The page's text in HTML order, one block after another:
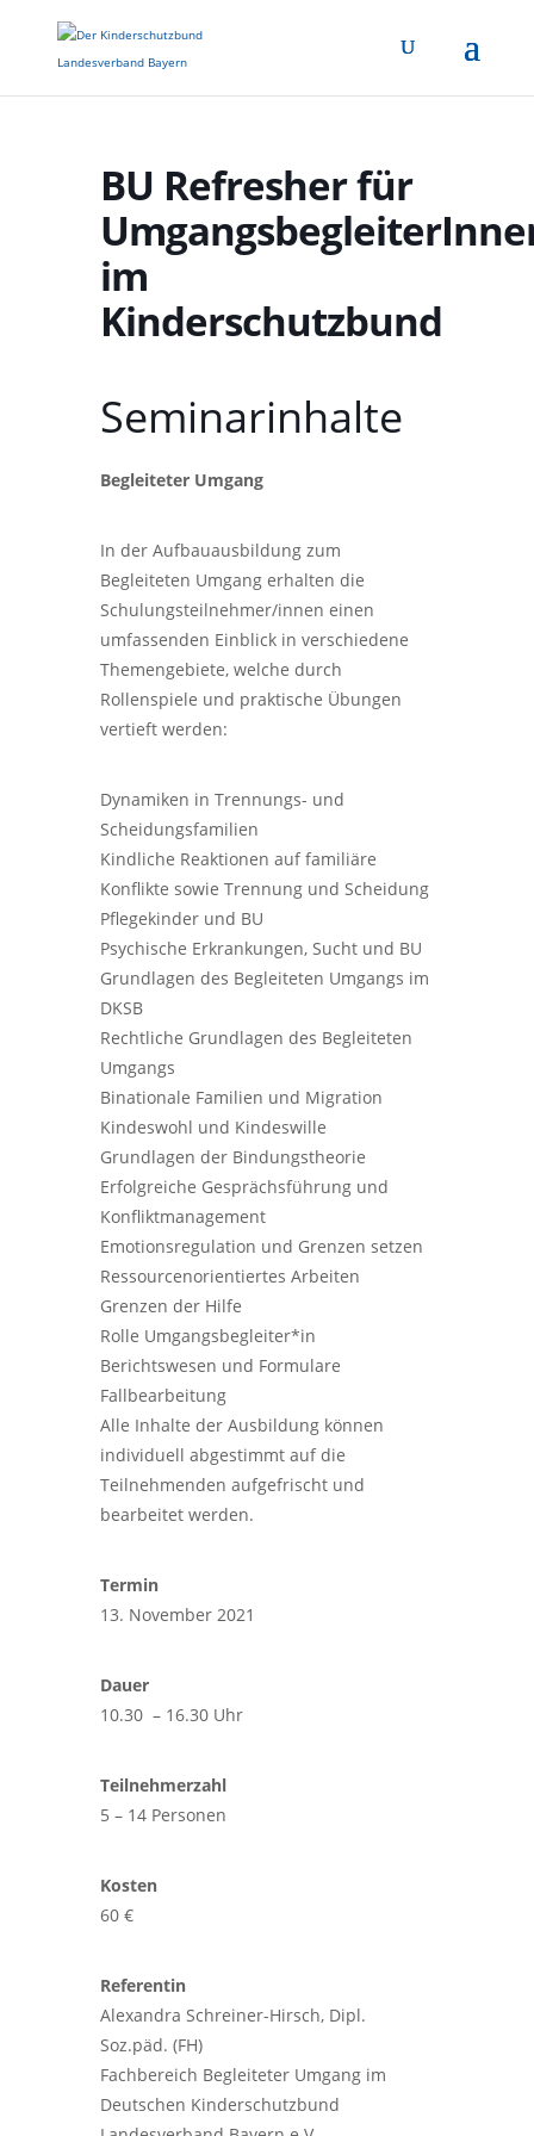
BU Refresher für
im
Kinderschutzbund
Seminarinhalte
Begleiteter Umgang
In der Aufbauausbildung zum
Begleiteten Umgang erhalten die
Schulungsteilnehmer/innen einen
umfassenden Einblick in verschiedene
Themengebiete, welche durch
Rollenspiele und praktische Übungen
vertieft werden:
Dynamiken in Trennungs- und
Scheidungsfamilien
Kindliche Reaktionen auf familiäre
Konﬂikte sowie Trennung und Scheidung
Pflegekinder und BU
Psychische Erkrankungen, Sucht und BU
Grundlagen des Begleiteten Umgangs im
DKSB
Rechtliche Grundlagen des Begleiteten
Umgangs
Binationale Familien und Migration
Kindeswohl und Kindeswille
Grundlagen der Bindungstheorie
Erfolgreiche Gesprächsführung und
Konfliktmanagement
Emotionsregulation und Grenzen setzen
Ressourcenorientiertes Arbeiten
Grenzen der Hilfe
Rolle Umgangsbegleiter*in
Berichtswesen und Formulare
Fallbearbeitung
Alle Inhalte der Ausbildung können
individuell abgestimmt auf die
Teilnehmenden aufgefrischt und
bearbeitet werden.
Termin
13. November 2021
Dauer
10.30 – 16.30 Uhr
Teilnehmerzahl
5 – 14 Personen
Kosten
60 €
Referentin
Alexandra Schreiner-Hirsch, Dipl.
Soz.päd. (FH)
Fachbereich Begleiteter Umgang im
Deutschen Kinderschutzbund